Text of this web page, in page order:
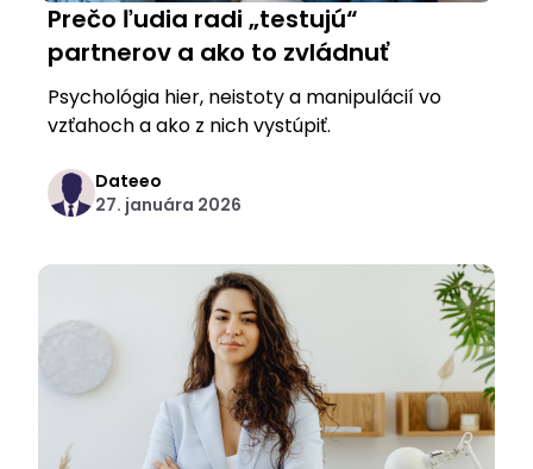
Prečo ľudia radi „testujú“
partnerov a ako to zvládnuť
Psychológia hier, neistoty a manipulácií vo
vzťahoch a ako z nich vystúpiť.
Dateeo
27. januára 2026